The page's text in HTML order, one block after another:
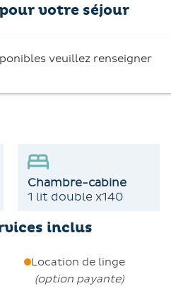
et deux chambres : une
sud-ouest.
admis et il est interdit de
de 500€ est requise.
votre séjour
veuillez renseigner
Chambre-cabine
1 lit double x140
inclus
Location de linge
(option payante)